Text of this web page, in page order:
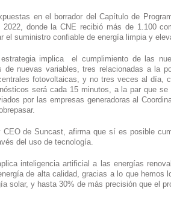
en el borrador del Capítulo de
donde la CNE recibió más de 1.100
implica  el cumplimiento de las
de nuevas variables, tres relacionadas a la
fotovoltaicas, y no tres veces al día,
será cada 15 minutos, a la par que
por las empresas generadoras al
de Suncast, afirma que sí es posible
del uso de tecnología.
inteligencia artificial a las energías
de alta calidad, gracias a lo que hemos
solar, y hasta 30% de más precisión que el